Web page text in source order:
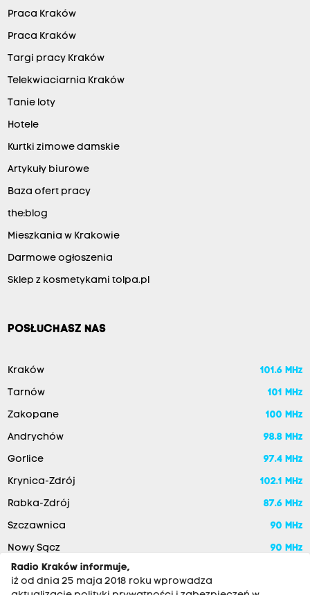
Praca Kraków
Praca Kraków
Targi pracy Kraków
Telekwiaciarnia Kraków
Tanie loty
Hotele
Kurtki zimowe damskie
Artykuły biurowe
Baza ofert pracy
the:blog
Mieszkania w Krakowie
Darmowe ogłoszenia
Sklep z kosmetykami tolpa.pl
POSŁUCHASZ NAS
Kraków 101.6 MHz
Tarnów 101 MHz
Zakopane 100 MHz
Andrychów 98.8 MHz
Gorlice 97.4 MHz
Krynica-Zdrój 102.1 MHz
Rabka-Zdrój 87.6 MHz
Szczawnica 90 MHz
Nowy Sącz
90 MHz
Radio Kraków informuje,
iż od dnia 25 maja 2018 roku wprowadza